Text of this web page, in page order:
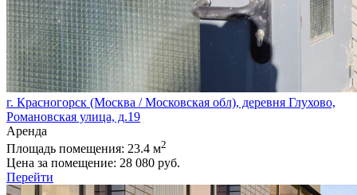
г. Красногорск (Москва / Московская обл), деревня Глухово,
Романовская улица, д.19
Аренда
Площадь помещения: 23.4 м2
Цена за помещение: 28 080 руб.
Перейти